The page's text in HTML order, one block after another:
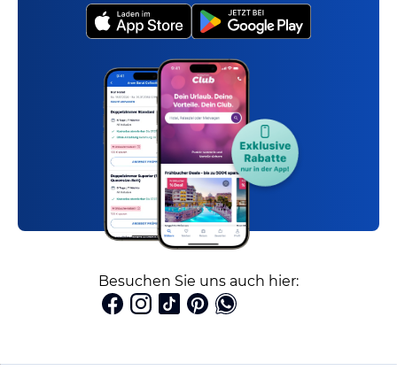
Besuchen Sie uns auch hier: